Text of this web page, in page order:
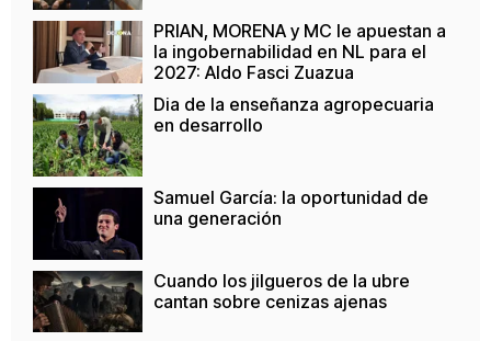
PRIAN, MORENA y MC le apuestan a
la ingobernabilidad en NL para el
2027: Aldo Fasci Zuazua
Dia de la enseñanza agropecuaria
en desarrollo
Samuel García: la oportunidad de
una generación
Cuando los jilgueros de la ubre
cantan sobre cenizas ajenas